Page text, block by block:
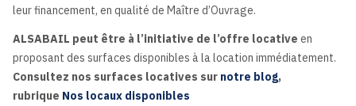
leur financement, en qualité de Maître d’Ouvrage.
ALSABAIL peut être à l’initiative de l’offre locative en
proposant des surfaces disponibles à la location immédiatement.
Consultez nos surfaces locatives sur notre blog,
rubrique Nos locaux disponibles